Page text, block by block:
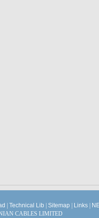
Technical Lib Sitemap Links
CABLES LIMITED